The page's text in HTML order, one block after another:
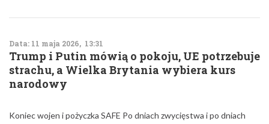
Data: 11 maja 2026, 13:31
Trump i Putin mówią o pokoju, UE potrzebuje
strachu, a Wielka Brytania wybiera kurs
narodowy
Koniec wojen i pożyczka SAFE Po dniach zwycięstwa i po dniach